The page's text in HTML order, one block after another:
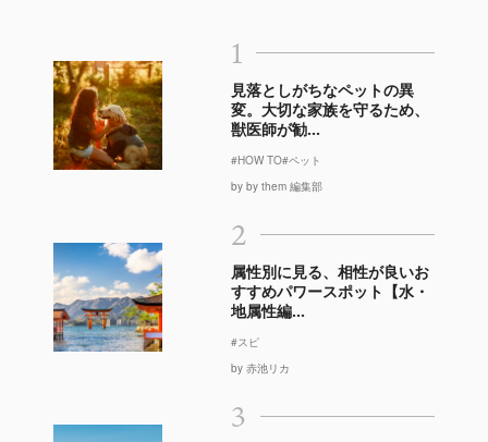
1
見落としがちなペットの異
変。大切な家族を守るため、
獣医師が勧...
#HOW TO#ペット
by by them 編集部
2
属性別に見る、相性が良いお
すすめパワースポット【水・
地属性編...
#スピ
by 赤池リカ
3